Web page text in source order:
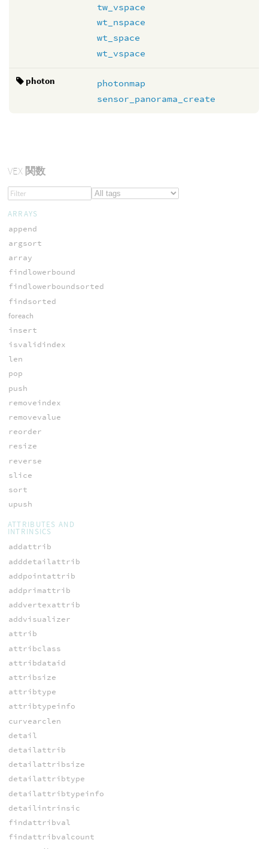
tw_vspace
wt_nspace
wt_space
wt_vspace
photon
photonmap
sensor_panorama_create
VEX関数
ARRAYS
append
argsort
array
findlowerbound
findlowerboundsorted
findsorted
foreach
insert
isvalidindex
len
pop
push
removeindex
removevalue
reorder
resize
reverse
slice
sort
upush
ATTRIBUTES AND
INTRINSICS
addattrib
adddetailattrib
addpointattrib
addprimattrib
addvertexattrib
addvisualizer
attrib
attribclass
attribdataid
attribsize
attribtype
attribtypeinfo
curvearclen
detail
detailattrib
detailattribsize
detailattribtype
detailattribtypeinfo
detailintrinsic
findattribval
findattribvalcount